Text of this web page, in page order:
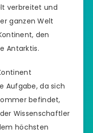
verbreitet und
ganzen Welt
den
Antarktis.
Aufgabe, da sich
befindet,
Wissenschaftler
höchsten